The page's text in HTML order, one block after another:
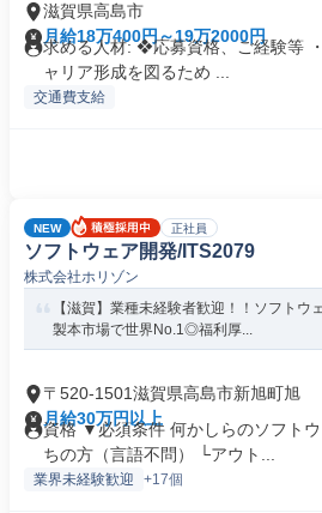
滋賀県高島市
月給18万400円～19万2000円
求める人材: ❖応募資格、ご経験等
ャリア形成を図るため ...
交通費支給
NEW 正社員
ソフトウェア開発/ITS2079
株式会社ホリゾン
【滋賀】業種未経験者歓迎！！ソフト
製本市場で世界No.1◎福利厚...
〒520-1501滋賀県高島市新旭町旭
月給30万円以上
資格 ▼必須条件 何かしらのソフト
ちの方（言語不問） └アウト...
業界未経験歓迎 +17個